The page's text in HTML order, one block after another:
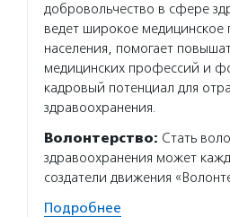
добровольчество в сфере
ведет широкое медицинское
населения, помогает
медицинских профессий и
кадровый потенциал для
здравоохранения.
Волонтерство: Стать
здравоохранения может
создатели движения
Подробнее